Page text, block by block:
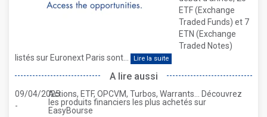
ETF (Exchange
Traded Funds) et 7
ETN (Exchange
Traded Notes)
listés sur Euronext Paris sont...
Lire la suite
A lire aussi
09/04/2025
-
Actions, ETF, OPCVM, Turbos, Warrants... Découvrez
les produits financiers les plus achetés sur
EasyBourse